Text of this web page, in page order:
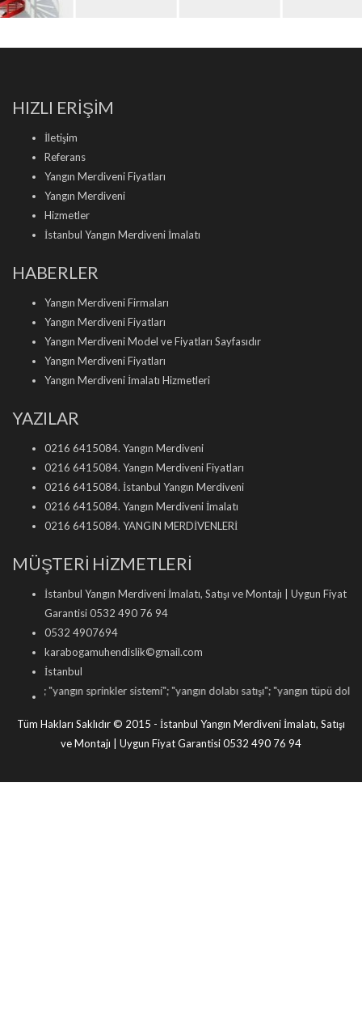
HIZLI ERİŞİM
İletişim
Referans
Yangın Merdiveni Fiyatları
Yangın Merdiveni
Hizmetler
İstanbul Yangın Merdiveni İmalatı
HABERLER
Yangın Merdiveni Firmaları
Yangın Merdiveni Fiyatları
Yangın Merdiveni Model ve Fiyatları Sayfasıdır
Yangın Merdiveni Fiyatları
Yangın Merdiveni İmalatı Hizmetleri
YAZILAR
0216 6415084. Yangın Merdiveni
0216 6415084. Yangın Merdiveni Fiyatları
0216 6415084. İstanbul Yangın Merdiveni
0216 6415084. Yangın Merdiveni İmalatı
0216 6415084. YANGIN MERDİVENLERİ
MÜŞTERİ HİZMETLERİ
İstanbul Yangın Merdiveni İmalatı, Satışı ve Montajı | Uygun Fiyat
Garantisi 0532 490 76 94
0532 4907694
karabogamuhendislik©gmail.com
İstanbul
sprinkler sistemi"; "yangın dolabı satışı "; "yangın tüpü dolumu"; "
Tüm Hakları Saklıdır © 2015 - İstanbul Yangın Merdiveni İmalatı, Satışı
ve Montajı | Uygun Fiyat Garantisi 0532 490 76 94